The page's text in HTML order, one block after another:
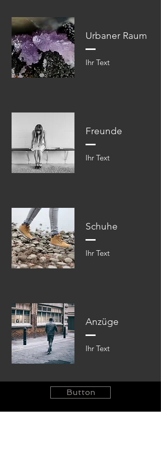
Urbaner Raum
Ihr Text​​
Freunde
Ihr Text​​
Schuhe
Ihr Text​​
Anzüge
Ihr Text​​
Button